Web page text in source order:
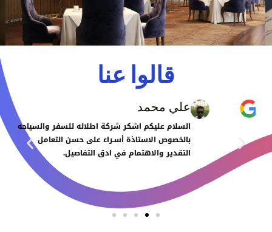
قالوا عنا
علي محمد
السلام عليكم اشكر شركة اطلاله للسفر والسياحه
بالخصوص الاستاذة أسـراء على حسن التعامل
التقدير والاهتمام في ادق التفاصيل.